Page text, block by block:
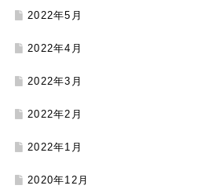
2022年5月
2022年4月
2022年3月
2022年2月
2022年1月
2020年12月